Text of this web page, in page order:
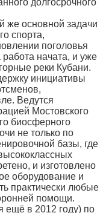
долгосрочного
же основной задачи
спорта,
поголовья
начата, и уже
реки Кубани.
инициативы
Ведутся
Мостовского
биосферного
не только по
базы, где
и изготовлено
оборудование и
практически любые
помощи.
ещё в 2012 году) по